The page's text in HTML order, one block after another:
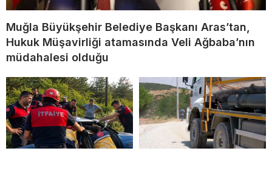
Muğla Büyükşehir Belediye Başkanı Aras’tan,
Hukuk Müşavirliği atamasında Veli Ağbaba’nın
müdahalesi olduğu